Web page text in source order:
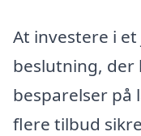
At investere i
beslutning, der
besparelser på
flere tilbud